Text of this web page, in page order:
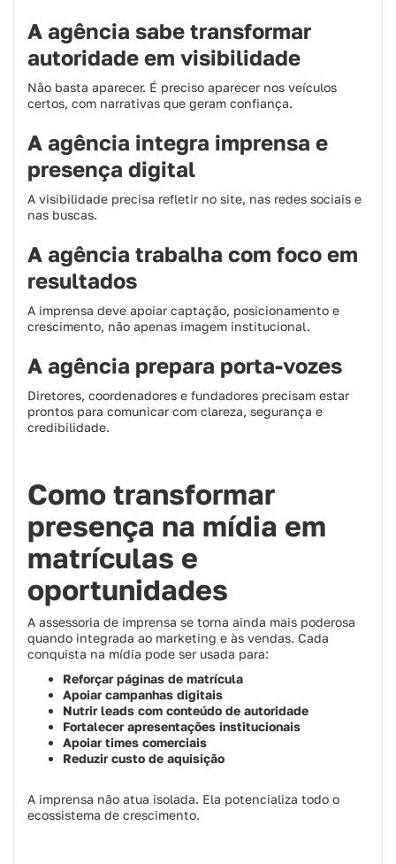
A agência sabe transformar
autoridade em visibilidade
Não basta aparecer. É preciso aparecer nos veículos
certos, com narrativas que geram confiança.
A agência integra imprensa e
presença digital
A visibilidade precisa refletir no site, nas redes sociais e
nas buscas.
A agência trabalha com foco em
resultados
A imprensa deve apoiar captação, posicionamento e
crescimento, não apenas imagem institucional.
A agência prepara porta-vozes
Diretores, coordenadores e fundadores precisam estar
prontos para comunicar com clareza, segurança e
credibilidade.
Como transformar
presença na mídia em
matrículas e
oportunidades
A assessoria de imprensa se torna ainda mais poderosa
quando integrada ao marketing e às vendas. Cada
conquista na mídia pode ser usada para:
Reforçar páginas de matrícula
Apoiar campanhas digitais
Nutrir leads com conteúdo de autoridade
Fortalecer apresentações institucionais
Apoiar times comerciais
Reduzir custo de aquisição
A imprensa não atua isolada. Ela potencializa todo o
ecossistema de crescimento.